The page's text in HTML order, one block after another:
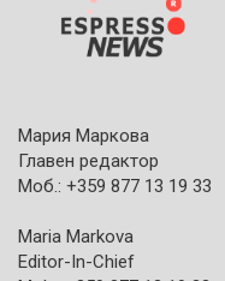
Мария Маркова
Главен редактор
Моб.: +359 877 13 19 33
Maria Markova
Editor-In-Chief